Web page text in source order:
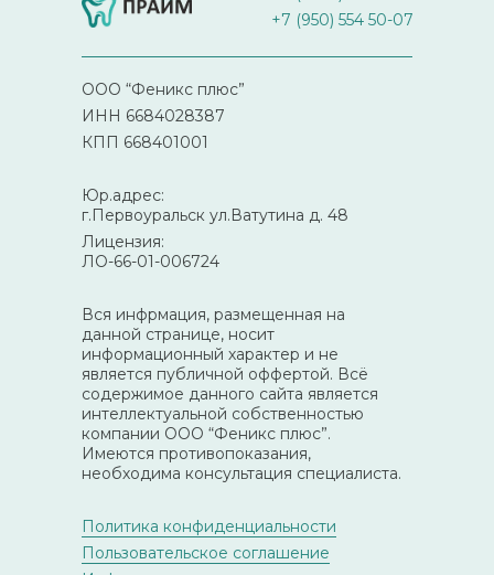
ООО “Феникс плюс”
Юр.адрес:
г.Первоуральск ул.Ватутина д. 48
Вся инфрмация, размещенная на
данной странице, носит
информационный характер и не
является публичной оффертой. Всё
содержимое данного сайта является
интеллектуальной собственностью
компании ООО “Феникс плюс”.
Имеются противопоказания,
необходима консультация специалиста.
Политика конфиденциальности
Пользовательское соглашение
Лицензия:
ЛО-66-01-006724
ИНН 6684028387
КПП 668401001
+7 (950) 554 50-07